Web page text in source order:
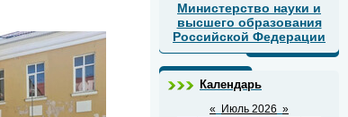
Министерство науки и
высшего образования
Российской Федерации
Календарь
« Июль 2026 »